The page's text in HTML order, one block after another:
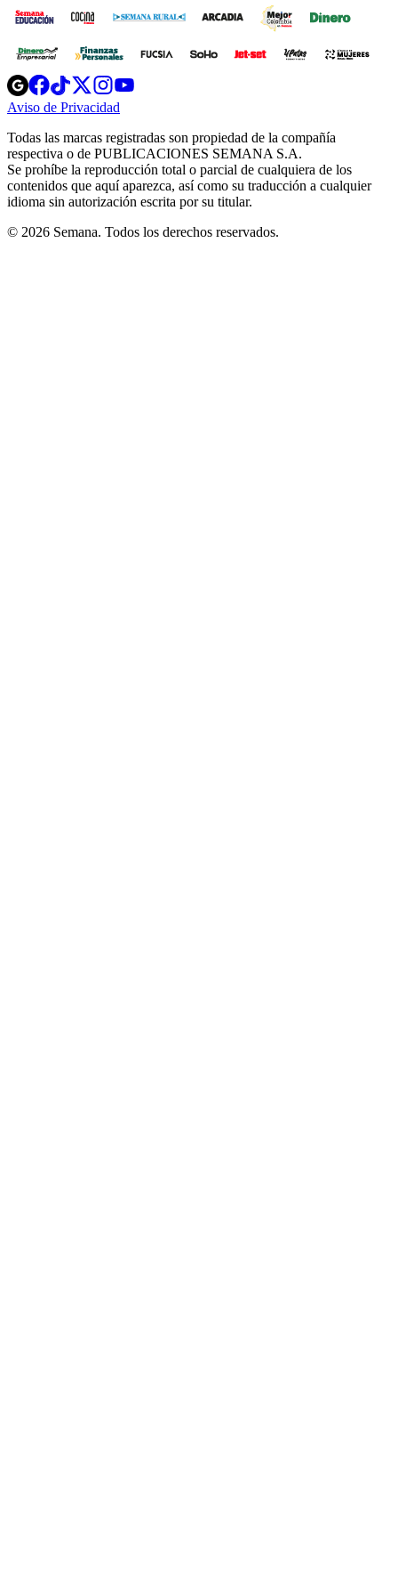
Opens
in
new
Opens
in
new
Opens
in
new
window
Opens
new
windowwindow
Aviso de Privacidad
new
window
Todas las marcas registradas son propiedad de la compañía
respectiva o de PUBLICACIONES SEMANA S.A.
Se prohíbe la reproducción total o parcial de cualquiera de los
contenidos que aquí aparezca, así como su traducción a cualquier
idioma sin autorización escrita por su titular.
© 2026 Semana. Todos los derechos reservados.